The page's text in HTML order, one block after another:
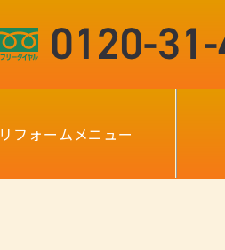
リフォームメニュー